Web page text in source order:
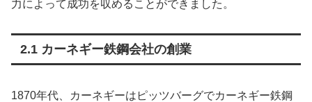
力によって成功を収めることができました。
2.1 カーネギー鉄鋼会社の創業
1870年代、カーネギーはピッツバーグでカーネギー鉄鋼